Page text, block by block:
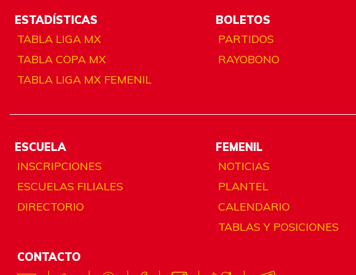
ESTADÍSTICAS
TABLA LIGA MX
TABLA COPA MX
TABLA LIGA MX FEMENIL
BOLETOS
PARTIDOS
RAYOBONO
ESCUELA
INSCRIPCIONES
ESCUELAS FILIALES
DIRECTORIO
FEMENIL
NOTICIAS
PLANTEL
CALENDARIO
TABLAS Y POSICIONES
CONTACTO